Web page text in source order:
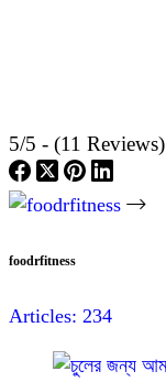
5/5 - (11 Reviews)
foodrfitness
Articles: 234